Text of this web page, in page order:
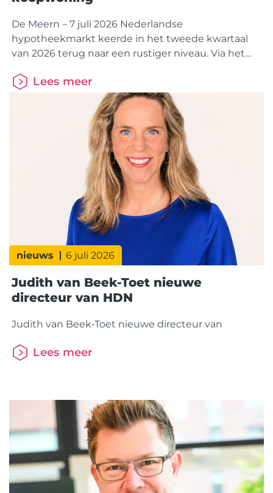
De Meern – 7 juli 2026 Nederlandse
hypotheekmarkt keerde in het tweede kwartaal
van 2026 terug naar een rustiger niveau. Via het
hypotheekaanvragen verzonden, bijna 5% minder
dan in dezelfde periode vorig
jaar. De betaalbaarheid van koopwoningen blijft
echter onder druk staan. Dat is vooral zichtbaar
bij Solo Kopers, die een recordbedrag aan eigen
geld inbrengen om een woning
Lees meer
nieuws 6 juli 2026
Judith van Beek-Toet nieuwe
directeur van HDN
Judith van Beek-Toet nieuwe directeur van
Lees meer